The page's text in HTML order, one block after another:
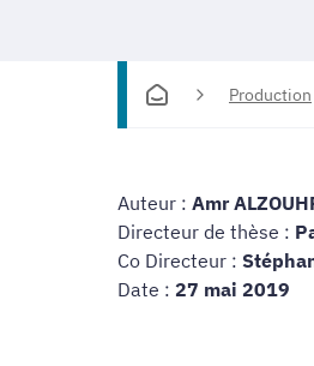
Production
Auteur : Amr
Directeur de thèse :
Co Directeur :
Date : 27 mai 2019